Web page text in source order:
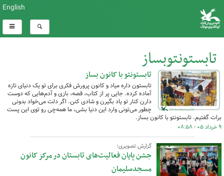
English
تابستونتوبساز
کل اخبار:9 تابستونتو با کانون بساز
تابستون داره میاد و کانون پرورش فکری برای تو یک دنیای تازه
آماده کرده‌. جایی پر از کتاب، قصه، بازی و آدم‌هایی که دوست
دارن کنار تو یاد بگیرن و شادی کنن. اگر دلت می‌خواد بدونی
چطور می‌تونی وارد این دنیا بشی، ما همه‌چی رو توی این پست
برات گفتیم. تابستونتو با کانون بساز.
۹ خرداد ۰۵ - ۰۸:۵۸
گزارش تصویری؛
جشن پایان فعالیت‌های تابستان در مرکز کانون
مسجدسلیمان